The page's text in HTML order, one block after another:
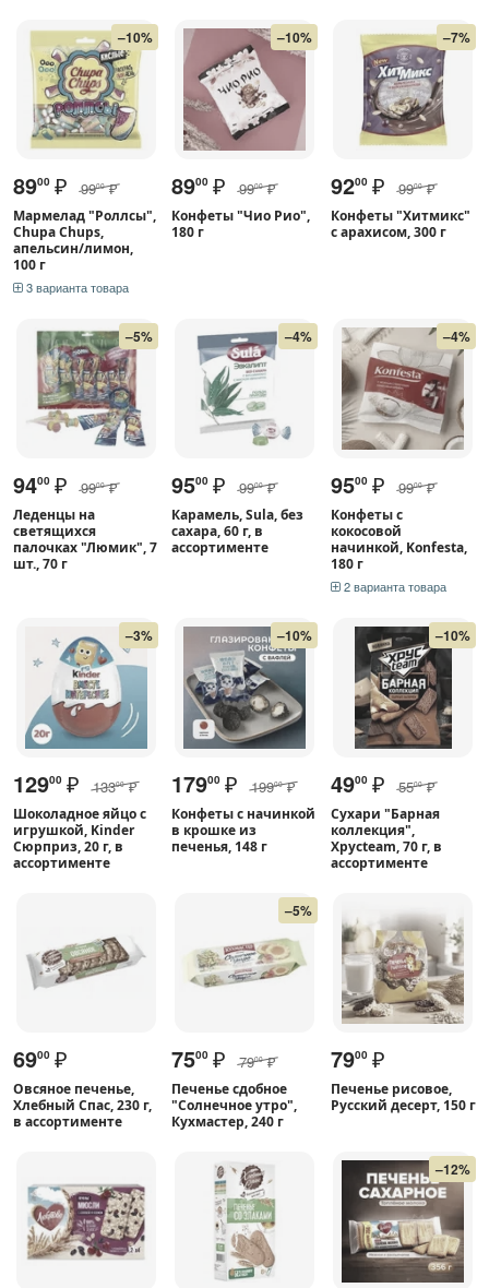
–10%
8900 ₽ 9900 ₽
Мармелад "Роллсы",
Chupa Chups,
апельсин/лимон,
100 г
3 варианта товара
–10%
8900 ₽ 9900 ₽
Конфеты "Чио Рио",
180 г
–7%
9200 ₽ 9900 ₽
Конфеты "Хитмикс"
с арахисом, 300 г
–5%
9400 ₽ 9900 ₽
Леденцы на
светящихся
палочках "Люмик", 7
шт., 70 г
–4%
9500 ₽ 9900 ₽
Карамель, Sula, без
сахара, 60 г, в
ассортименте
–4%
9500 ₽ 9900 ₽
Конфеты с
кокосовой
начинкой, Konfesta,
180 г
2 варианта товара
–3%
12900 ₽ 13300 ₽
Шоколадное яйцо с
игрушкой, Kinder
Сюрприз, 20 г, в
ассортименте
–10%
17900 ₽ 19900 ₽
Конфеты с начинкой
в крошке из
печенья, 148 г
–10%
4900 ₽ 5500 ₽
Сухари "Барная
коллекция",
Хрусteam, 70 г, в
ассортименте
6900 ₽
Овсяное печенье,
Хлебный Спас, 230 г,
в ассортименте
–5%
7500 ₽ 7900 ₽
Печенье сдобное
"Солнечное утро",
Кухмастер, 240 г
7900 ₽
Печенье рисовое,
Русский десерт, 150 г
–12%